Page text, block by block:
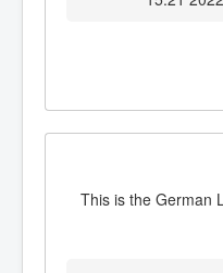
This is the German